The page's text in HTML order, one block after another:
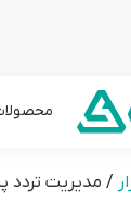
/ مدیریت تردد